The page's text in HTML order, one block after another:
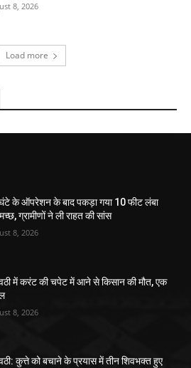
8, 2026
Load more
के ऑपरेशन के बाद पकड़ा गया 10 फीट लंबा
ग्रामीणों ने ली राहत की सांस
8, 2026
में करंट की चपेट में आने से किसान की मौत, एक
8, 2026
कुत्ते को बचाने के प्रयास में तीन शिवभक्त हुए